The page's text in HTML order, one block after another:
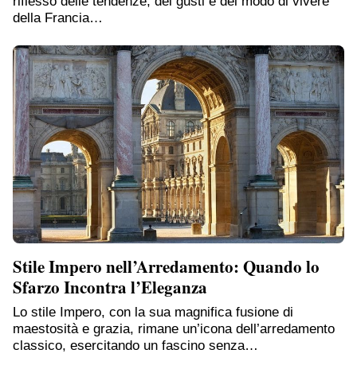
della Francia…
Stile Impero nell’Arredamento: Quando lo
Sfarzo Incontra l’Eleganza
Lo stile Impero, con la sua magnifica fusione di
maestosità e grazia, rimane un’icona dell’arredamento
classico, esercitando un fascino senza…